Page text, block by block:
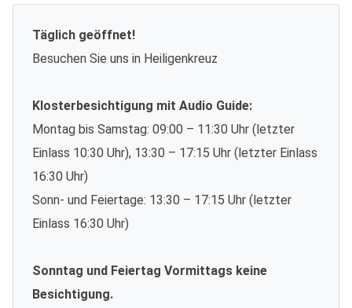
Täglich geöffnet!
Besuchen Sie uns in Heiligenkreuz
Klosterbesichtigung mit Audio Guide:
Montag bis Samstag: 09:00 – 11:30 Uhr (letzter
Einlass 10:30 Uhr), 13:30 – 17:15 Uhr (letzter Einlass
16:30 Uhr)
Sonn- und Feiertage: 13:30 – 17:15 Uhr (letzter
Einlass 16:30 Uhr)
Sonntag und Feiertag Vormittags keine
Besichtigung.